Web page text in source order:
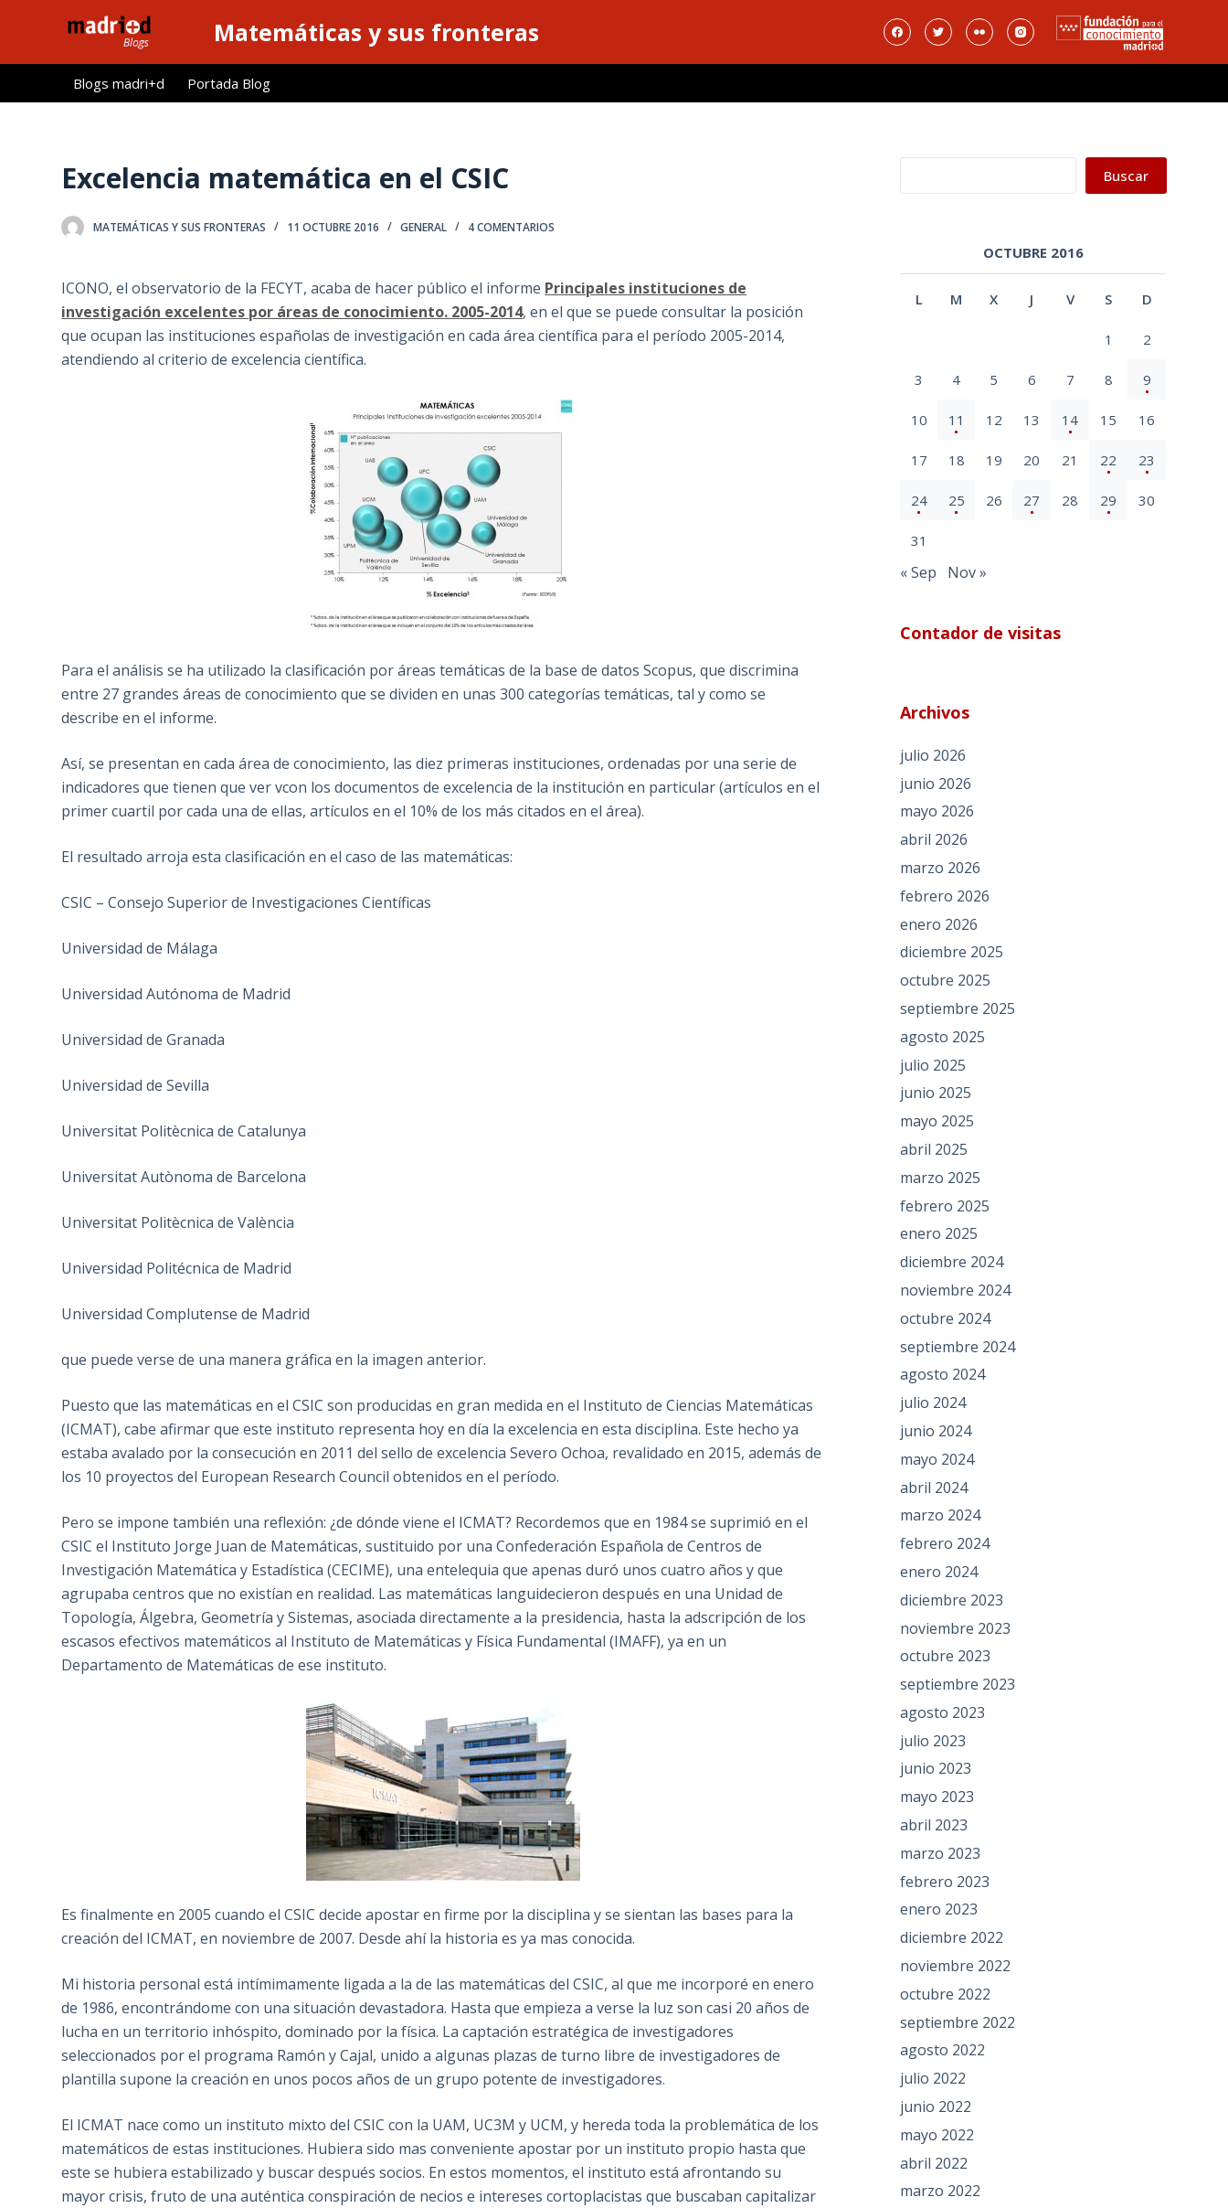
l
Matemáticas y sus fronteras
Blogs madri+d Portada Blog
Excelencia matemática en el CSIC
MATEMÁTICAS Y SUS FRONTERAS 11 OCTUBRE 2016 GENERAL 4 COMENTARIOS
ICONO, el observatorio de la FECYT, acaba de hacer público el informe Principales instituciones de
investigación excelentes por áreas de conocimiento. 2005-2014, en el que se puede consultar la posición
que ocupan las instituciones españolas de investigación en cada área científica para el período 2005-2014,
atendiendo al criterio de excelencia científica.
Para el análisis se ha utilizado la clasificación por áreas temáticas de la base de datos Scopus, que discrimina
entre 27 grandes áreas de conocimiento que se dividen en unas 300 categorías temáticas, tal y como se
describe en el informe.
Así, se presentan en cada área de conocimiento, las diez primeras instituciones, ordenadas por una serie de
indicadores que tienen que ver vcon los documentos de excelencia de la institución en particular (artículos en el
primer cuartil por cada una de ellas, artículos en el 10% de los más citados en el área).
El resultado arroja esta clasificación en el caso de las matemáticas:
CSIC – Consejo Superior de Investigaciones Científicas
Universidad de Málaga
Universidad Autónoma de Madrid
Universidad de Granada
Universidad de Sevilla
Universitat Politècnica de Catalunya
Universitat Autònoma de Barcelona
Universitat Politècnica de València
Universidad Politécnica de Madrid
Universidad Complutense de Madrid
que puede verse de una manera gráfica en la imagen anterior.
Puesto que las matemáticas en el CSIC son producidas en gran medida en el Instituto de Ciencias Matemáticas
(ICMAT), cabe afirmar que este instituto representa hoy en día la excelencia en esta disciplina. Este hecho ya
estaba avalado por la consecución en 2011 del sello de excelencia Severo Ochoa, revalidado en 2015, además de
los 10 proyectos del European Research Council obtenidos en el período.
Pero se impone también una reflexión: ¿de dónde viene el ICMAT? Recordemos que en 1984 se suprimió en el
CSIC el Instituto Jorge Juan de Matemáticas, sustituido por una Confederación Española de Centros de
Investigación Matemática y Estadística (CECIME), una entelequia que apenas duró unos cuatro años y que
agrupaba centros que no existían en realidad. Las matemáticas languidecieron después en una Unidad de
Topología, Álgebra, Geometría y Sistemas, asociada directamente a la presidencia, hasta la adscripción de los
escasos efectivos matemáticos al Instituto de Matemáticas y Física Fundamental (IMAFF), ya en un
Departamento de Matemáticas de ese instituto.
Es finalmente en 2005 cuando el CSIC decide apostar en firme por la disciplina y se sientan las bases para la
creación del ICMAT, en noviembre de 2007. Desde ahí la historia es ya mas conocida.
Mi historia personal está intímimamente ligada a la de las matemáticas del CSIC, al que me incorporé en enero
de 1986, encontrándome con una situación devastadora. Hasta que empieza a verse la luz son casi 20 años de
lucha en un territorio inhóspito, dominado por la física. La captación estratégica de investigadores
seleccionados por el programa Ramón y Cajal, unido a algunas plazas de turno libre de investigadores de
plantilla supone la creación en unos pocos años de un grupo potente de investigadores.
El ICMAT nace como un instituto mixto del CSIC con la UAM, UC3M y UCM, y hereda toda la problemática de los
matemáticos de estas instituciones. Hubiera sido mas conveniente apostar por un instituto propio hasta que
este se hubiera estabilizado y buscar después socios. En estos momentos, el instituto está afrontando su
mayor crisis, fruto de una auténtica conspiración de necios e intereses cortoplacistas que buscaban capitalizar
Buscar
OCTUBRE 2016
L M X J V S D
1 2
3 4 5 6 7 8 9
10 11 12 13 14 15 16
17 18 19 20 21 22 23
24 25 26 27 28 29 30
31
« Sep Nov »
Contador de visitas
Archivos
julio 2026
junio 2026
mayo 2026
abril 2026
marzo 2026
febrero 2026
enero 2026
diciembre 2025
octubre 2025
septiembre 2025
agosto 2025
julio 2025
junio 2025
mayo 2025
abril 2025
marzo 2025
febrero 2025
enero 2025
diciembre 2024
noviembre 2024
octubre 2024
septiembre 2024
agosto 2024
julio 2024
junio 2024
mayo 2024
abril 2024
marzo 2024
febrero 2024
enero 2024
diciembre 2023
noviembre 2023
octubre 2023
septiembre 2023
agosto 2023
julio 2023
junio 2023
mayo 2023
abril 2023
marzo 2023
febrero 2023
enero 2023
diciembre 2022
noviembre 2022
octubre 2022
septiembre 2022
agosto 2022
julio 2022
junio 2022
mayo 2022
abril 2022
marzo 2022